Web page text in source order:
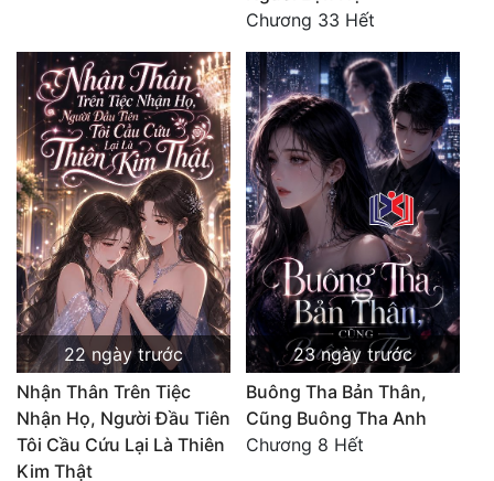
Chương 33 Hết
22 ngày trước
Nhận Thân Trên Tiệc
Nhận Họ, Người Đầu Tiên
Tôi Cầu Cứu Lại Là Thiên
Kim Thật
23 ngày trước
Buông Tha Bản Thân,
Cũng Buông Tha Anh
Chương 8 Hết